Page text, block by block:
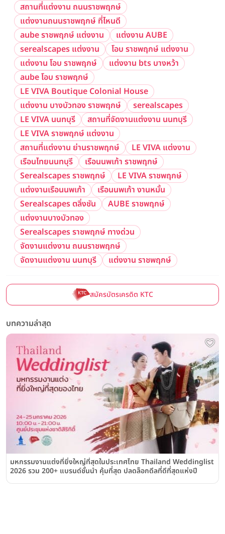
สถานที่แต่งงาน ถนนราชพฤกษ์
แต่งงานถนนราชพฤกษ์ ที่ไหนดี
aube ราชพฤกษ์ แต่งงาน
แต่งงาน AUBE
serealscapes แต่งงาน
โอบ ราชพฤกษ์ แต่งงาน
แต่งงาน โอบ ราชพฤกษ์
แต่งงาน bts บางหว้า
aube โอบ ราชพฤกษ์
LE VIVA Boutique Colonial House
แต่งงาน บางบัวทอง ราชพฤกษ์
serealscapes
LE VIVA นนทบุรี
สถานที่จัดงานแต่งงาน นนทบุรี
LE VIVA ราชพฤกษ์ แต่งงาน
สถานที่แต่งงาน ย่านราชพฤกษ์
LE VIVA แต่งงาน
เรือนไทยนนทบุรี
เรือนนพเก้า ราชพฤกษ์
Serealscapes ราชพฤกษ์
LE VIVA ราชพฤกษ์
แต่งงานเรือนนพเก้า
เรือนนพเก้า งานหมั้น
Serealscapes ตลิ่งชัน
AUBE ราชพฤกษ์
แต่งงานบางบัวทอง
Serealscapes ราชพฤกษ์ ทางด่วน
จัดงานแต่งงาน ถนนราชพฤกษ์
จัดงานแต่งงาน นนทบุรี
แต่งงาน ราชพฤกษ์
สมัครบัตรเครดิต KTC
บทความล่าสุด
มหกรรมงานแต่งที่ยิ่งใหญ่ที่สุดในประเทศไทย Thailand Weddinglist
2026 รวม 200+ แบรนด์ชั้นนำ คุ้มที่สุด ปลดล็อกดีลที่ดีที่สุดแห่งปี